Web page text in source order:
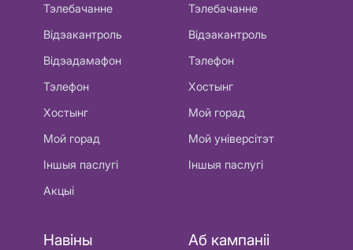
Тэлебачанне
Відэакантроль
Відэадамафон
Тэлефон
Хостынг
Мой горад
Іншыя паслугі
Акцыі
Тэлебачанне
Відэакантроль
Тэлефон
Хостынг
Мой горад
Мой універсітэт
Іншыя паслугі
Навіны Аб кампаніі